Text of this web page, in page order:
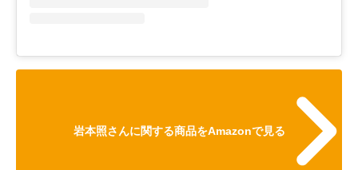
岩本照さんに関する商品をAmazonで見る